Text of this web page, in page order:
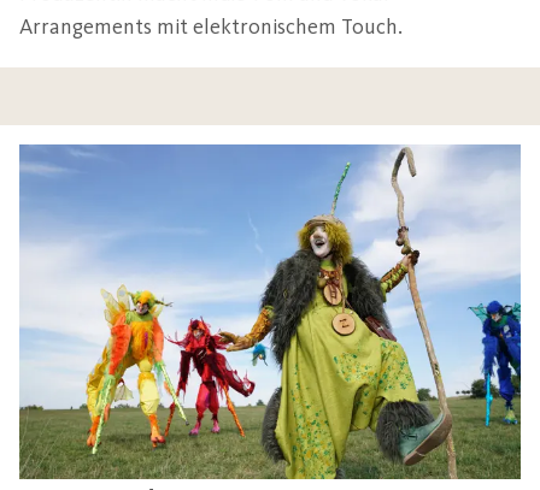
Arrangements mit elektronischem Touch.